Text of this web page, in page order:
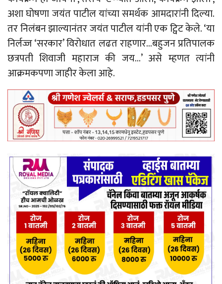
अशा घोषणा जयंत पाटील यांच्या समर्थक आमदारांनी दिल्या.
तर निलंबन झाल्यानंतर जयंत पाटील यांनी एक ट्विट केले. ‘या
निर्लज्ज ‘सरकार’ विरोधात लढत राहणार…बहुजन प्रतिपालक
छत्रपती शिवाजी महाराज की जय…’ असे म्हणत त्यांनी
आक्रमकपणा जाहीर केला आहे.